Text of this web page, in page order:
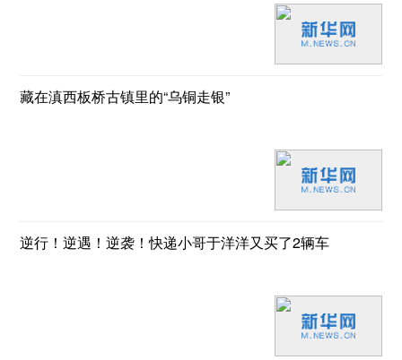
藏在滇西板桥古镇里的“乌铜走银”
逆行！逆遇！逆袭！快递小哥于洋洋又买了2辆车